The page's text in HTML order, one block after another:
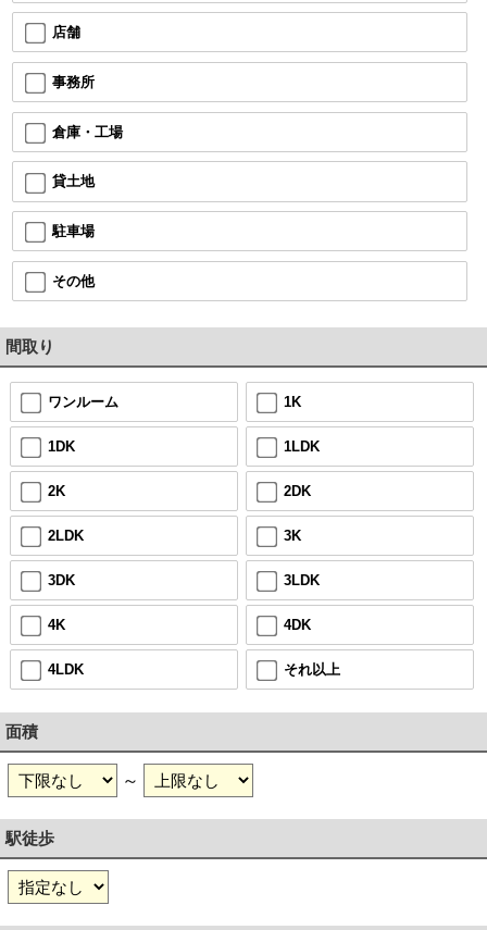
店舗
事務所
倉庫・工場
貸土地
駐車場
その他
間取り
ワンルーム 1K
1DK 1LDK
2K 2DK
2LDK 3K
3DK 3LDK
4K 4DK
4LDK それ以上
面積
～
駅徒歩